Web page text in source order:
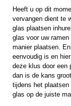
Heeft u op dit
vervangen dient te
glas plaatsen
glas voor uw
manier plaatsen.
eenvoudig is en
deze klus door een
dan is de kans
tijdens het plaatsen
glas op de juiste